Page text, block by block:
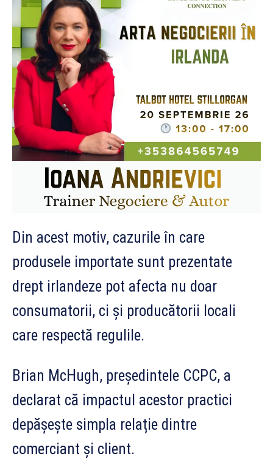
Din acest motiv, cazurile în care
produsele importate sunt prezentate
drept irlandeze pot afecta nu doar
consumatorii, ci și producătorii locali
care respectă regulile.
Brian McHugh, președintele CCPC, a
declarat că impactul acestor practici
depășește simpla relație dintre
comerciant și client.